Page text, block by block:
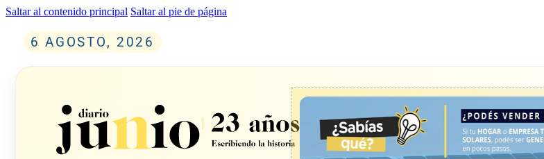
Saltar al contenido principal Saltar al pie de página
6 AGOSTO, 2026